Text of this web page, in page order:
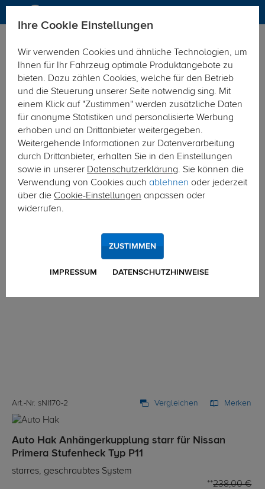
Hier geht's zur Fahrzeugübersicht:
Nissan Primera
Art.-Nr. sNI170-2 Vergleichen Merken
Auto Hak Anhängerkupplung starr für Nissan
Primera Stufenheck Typ P11
starres, geschraubtes System
238,00 €
Ihre Cookie Einstellungen
Wir verwenden Cookies und ähnliche Technologien, um
Ihnen für Ihr Fahrzeug optimale Produktangebote zu
bieten. Dazu zählen Cookies, welche für den Betrieb
und die Steuerung unserer Seite notwendig sing. Mit
einem Klick auf "Zustimmen" werden zusätzliche Daten
für anonyme Statistiken und personalisierte Werbung
erhoben und an Drittanbieter weitergegeben.
Weitergehende Informationen zur Datenverarbeitung
durch Drittanbieter, erhalten Sie in den Einstellungen
sowie in unserer Datenschutzerklärung. Sie können die
Verwendung von Cookies auch ablehnen oder jederzeit
über die Cookie-Einstellungen anpassen oder
widerrufen.
IMPRESSUM DATENSCHUTZHINWEISE
ZUSTIMMEN